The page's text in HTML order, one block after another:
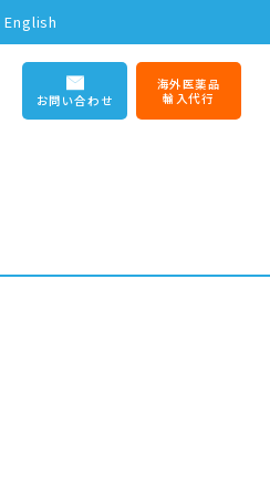
English
お問い合わせ
海外医薬品
輸入代行